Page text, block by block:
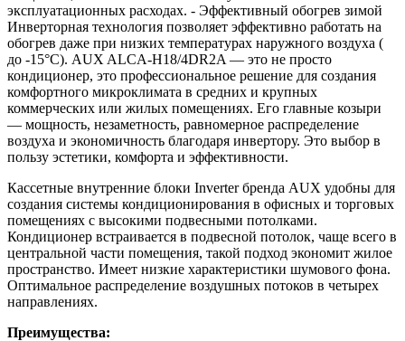
эксплуатационных расходах. - Эффективный обогрев зимой
Инверторная технология позволяет эффективно работать на
обогрев даже при низких температурах наружного воздуха (
до -15°C). AUX ALCA-H18/4DR2A — это не просто
кондиционер, это профессиональное решение для создания
комфортного микроклимата в средних и крупных
коммерческих или жилых помещениях. Его главные козыри
— мощность, незаметность, равномерное распределение
воздуха и экономичность благодаря инвертору. Это выбор в
пользу эстетики, комфорта и эффективности.
Кассетные внутренние блоки Inverter бренда AUX удобны для
создания системы кондиционирования в офисных и торговых
помещениях с высокими подвесными потолками.
Кондиционер встраивается в подвесной потолок, чаще всего в
центральной части помещения, такой подход экономит жилое
пространство. Имеет низкие характеристики шумового фона.
Оптимальное распределение воздушных потоков в четырех
направлениях.
Преимущества: